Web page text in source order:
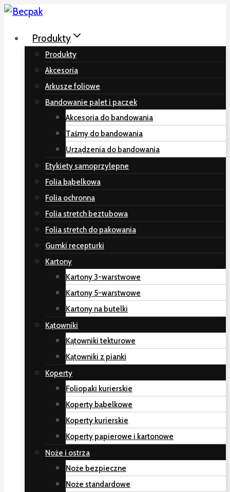
Przeskocz
treści
Produkty
Produkty
Akcesoria
Arkusze foliowe
Bandowanie palet i paczek
Akcesoria do bandowania
Taśmy do bandowania
Urządzenia do bandowania
Etykiety samoprzylepne
Folia bąbelkowa
Folia ochronna
Folia stretch beztubowa
Folia stretch do pakowania
Gumki recepturki
Kartony
Kartony 3-warstwowe
Kartony 5-warstwowe
Kartony na butelki
Kątowniki
Kątowniki tekturowe
Kątowniki z pianki
Koperty
Foliopaki kurierskie
Koperty bąbelkowe
Koperty kurierskie
Koperty papierowe i kartonowe
Noże i ostrza
Noże bezpieczne
Noże standardowe